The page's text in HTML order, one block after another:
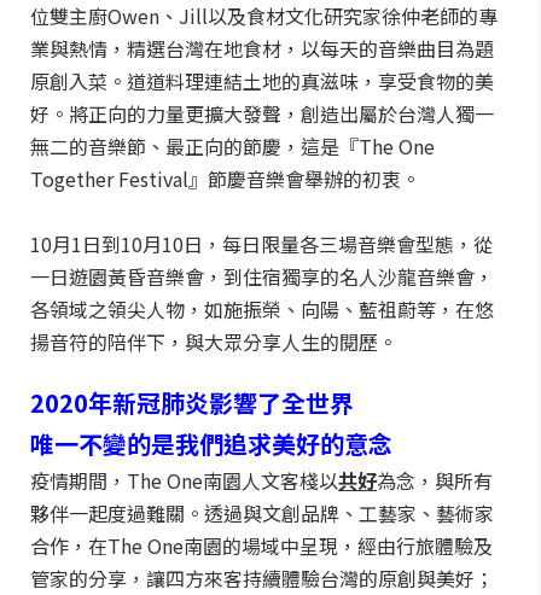
位雙主廚Owen、Jill以及食材文化研究家徐仲老師的專
業與熱情，精選台灣在地食材，以每天的音樂曲目為題
原創入菜。道道料理連結土地的真滋味，享受食物的美
好。將正向的力量更擴大發聲，創造出屬於台灣人獨一
無二的音樂節、最正向的節慶，這是『The One
Together Festival』節慶音樂會舉辦的初衷。
10月1日到10月10日，每日限量各三場音樂會型態，從
一日遊園黃昏音樂會，到住宿獨享的名人沙龍音樂會，
各領域之領尖人物，如施振榮、向陽、藍祖蔚等，在悠
揚音符的陪伴下，與大眾分享人生的閱歷。
2020年新冠肺炎影響了全世界
唯一不變的是我們追求美好的意念
疫情期間，The One南園人文客棧以共好為念，與所有
夥伴一起度過難關。透過與文創品牌、工藝家、藝術家
合作，在The One南園的場域中呈現，經由行旅體驗及
管家的分享，讓四方來客持續體驗台灣的原創與美好；